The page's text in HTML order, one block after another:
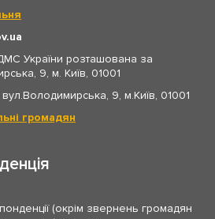
України розташована за
9, м. Київ, 01001
9, м.Київ, 01001
громадян
(окрім звернень громадян